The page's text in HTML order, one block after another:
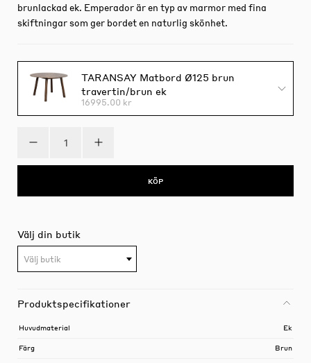
brunlackad ek. Emperador är en typ av marmor med fina
skiftningar som ger bordet en naturlig skönhet.
TARANSAY Matbord Ø125 brun
travertin/brun ek
16995.00 kr
KÖP
Välj din butik
Välj butik
Produktspecifikationer
Huvudmaterial Ek
Färg Brun